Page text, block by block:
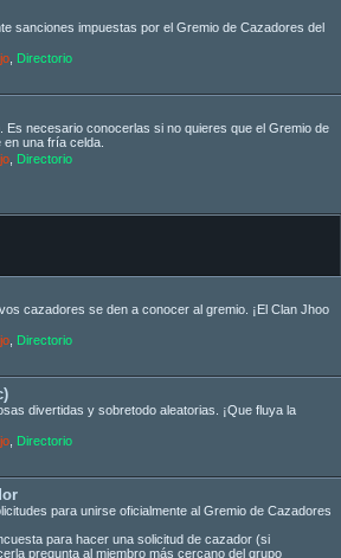
sanciones impuestas por el Gremio de Cazadores del
Directorio
Es necesario conocerlas si no quieres que el Gremio de
una fría celda.
Directorio
cazadores se den a conocer al gremio. ¡El Clan Jhoo
Directorio
divertidas y sobretodo aleatorias. ¡Que fluya la
Directorio
para unirse oficialmente al Gremio de Cazadores
para hacer una solicitud de cazador (si
pregunta al miembro más cercano del grupo